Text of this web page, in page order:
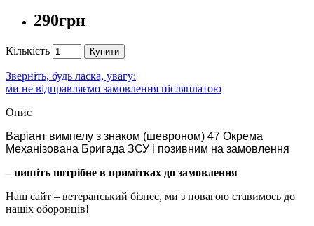
290грн
Кількість Купити
Зверніть, будь ласка, увагу:
ми не відправляємо замовлення післяплатою
Опис
Варіант вимпелу з знаком (шевроном) 47 Окрема
Механізована Бригада ЗСУ і позивним на замовлення
– пишіть потрібне в примітках до замовлення
Наш сайт – ветеранський бізнес, ми з повагою ставимось до
нашіх оборонців!